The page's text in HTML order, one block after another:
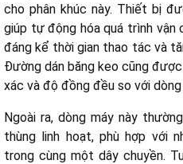
cho phân khúc này. Thiết bị
giúp tự động hóa quá trình vận
đáng kể thời gian thao tác và
Đường dán băng keo cũng
xác và độ đồng đều so với
Ngoài ra, dòng máy này
thùng linh hoạt, phù hợp với
trong cùng một dây chuyền.